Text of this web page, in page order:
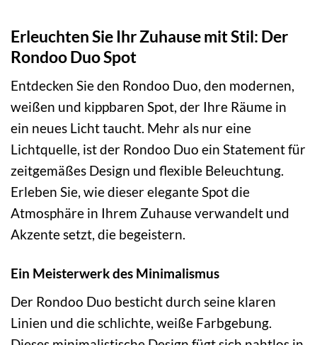
Erleuchten Sie Ihr Zuhause mit Stil: Der
Rondoo Duo Spot
Entdecken Sie den Rondoo Duo, den modernen,
weißen und kippbaren Spot, der Ihre Räume in
ein neues Licht taucht. Mehr als nur eine
Lichtquelle, ist der Rondoo Duo ein Statement für
zeitgemäßes Design und flexible Beleuchtung.
Erleben Sie, wie dieser elegante Spot die
Atmosphäre in Ihrem Zuhause verwandelt und
Akzente setzt, die begeistern.
Ein Meisterwerk des Minimalismus
Der Rondoo Duo besticht durch seine klaren
Linien und die schlichte, weiße Farbgebung.